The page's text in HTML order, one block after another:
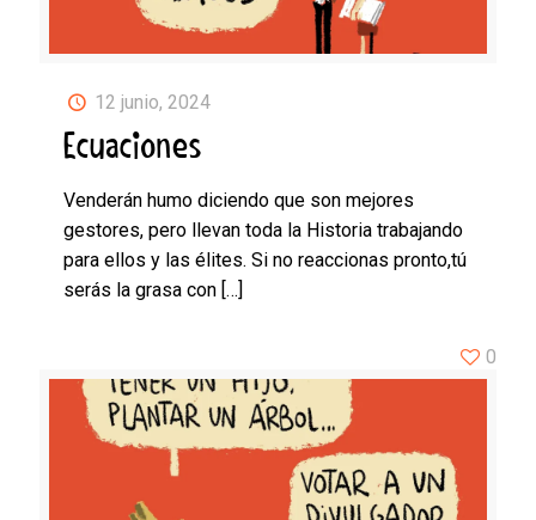
12 junio, 2024
Ecuaciones
Venderán humo diciendo que son mejores
gestores, pero llevan toda la Historia trabajando
para ellos y las élites. Si no reaccionas pronto,tú
serás la grasa con […]
0